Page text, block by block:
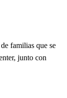
familias que se
junto con